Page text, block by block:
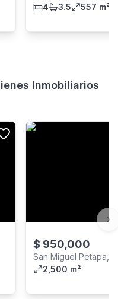
4
3.5 557 m²
Inmobiliarios
$ 950,000
San Miguel Petapa,
2,500 m²